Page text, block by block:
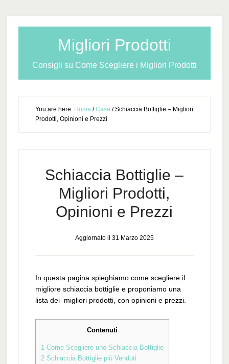
Migliori Prodotti
Consigli su Come Scegliere i Migliori Prodotti
You are here: Home / Casa /Schiaccia Bottiglie – Migliori
Prodotti, Opinioni e Prezzi
Schiaccia Bottiglie –
Migliori Prodotti,
Opinioni e Prezzi
Aggiornato il 31 Marzo 2025
In questa pagina spieghiamo come scegliere il
migliore schiaccia bottiglie e proponiamo una
lista dei migliori prodotti, con opinioni e prezzi.
Contenuti
1Come Scegliere uno Schiaccia Bottiglie
2Schiaccia Bottiglie più Venduti